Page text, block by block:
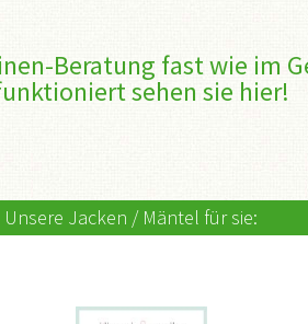
Beratung fast wie im
sehen sie hier!
Unsere Jacken / Mäntel für sie: